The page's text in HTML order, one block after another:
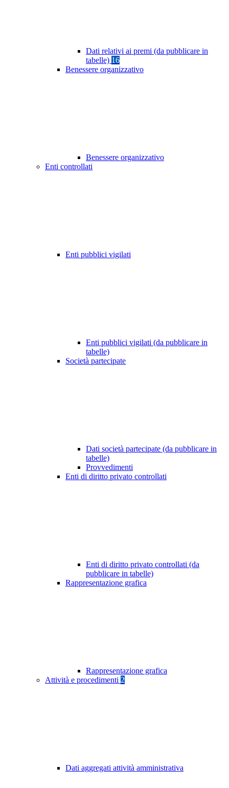
Dati relativi ai premi (da pubblicare in
tabelle) 16
Benessere organizzativo
Benessere organizzativo
Enti controllati
Enti pubblici vigilati
Enti pubblici vigilati (da pubblicare in
tabelle)
Società partecipate
Dati società partecipate (da pubblicare in
tabelle)
Provvedimenti
Enti di diritto privato controllati
Enti di diritto privato controllati (da
pubblicare in tabelle)
Rappresentazione grafica
Rappresentazione grafica
Attività e procedimenti 2
Dati aggregati attività amministrativa